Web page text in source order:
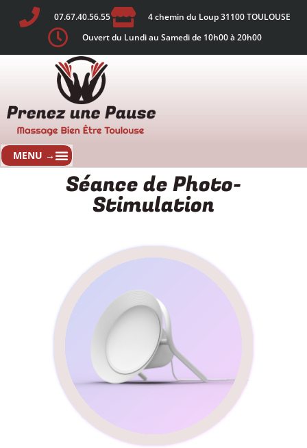
07.67.40.56.55
4 chemin du Loup 31100 TOULOUSE
Ouvert du Lundi au Samedi de 10h00 à 20h00
Séance de Photo-
Stimulation